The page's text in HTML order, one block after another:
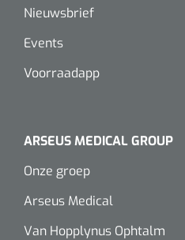
Nieuwsbrief
Events
Voorraadapp
ARSEUS MEDICAL GROUP
Onze groep
Arseus Medical
Van Hopplynus Ophtalm